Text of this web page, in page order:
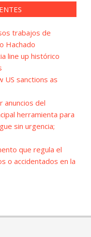
trabajos de
Hachado
line up histórico
US sanctions as
anuncios del
herramienta para
sin urgencia;
que regula el
o accidentados en la